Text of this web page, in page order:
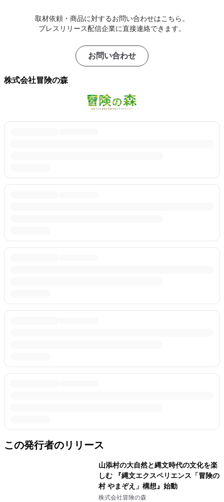
取材依頼・商品に対するお問い合わせはこちら。
プレスリリース配信企業に直接連絡できます。
お問い合わせ
株式会社冒険の森
この発行者のリリース
山添村の大自然と縄文時代の文化を楽
しむ 『縄文エクスペリエンス「冒険の
村 やまぞえ」構想』始動
株式会社冒険の森